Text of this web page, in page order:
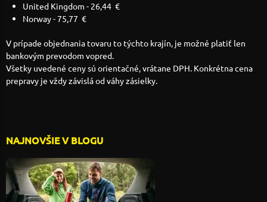
United Kingdom - 26,44 €
Norway - 75,77 €
V prípade objednania tovaru to týchto krajín, je možné platiť len
bankovým prevodom vopred.
Všetky uvedené ceny sú orientačné, vrátane DPH. Konkrétna cena
prepravy je vždy závislá od váhy zásielky.
NAJNOVŠIE V BLOGU